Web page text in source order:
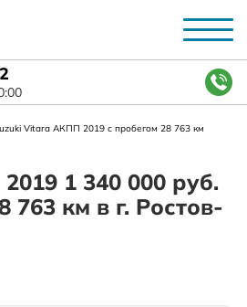
Vitara АКПП 2019 с пробегом 28 763 км
1 340 000 руб.
763 км в г. Ростов-